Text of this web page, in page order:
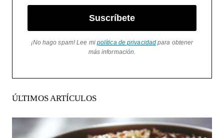
Suscríbete
¡No hago spam! Lee mi política de privacidad para obtener
más información.
ÚLTIMOS ARTÍCULOS